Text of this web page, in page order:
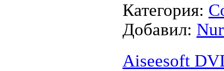
Категория:
Добавил:
Aiseesoft